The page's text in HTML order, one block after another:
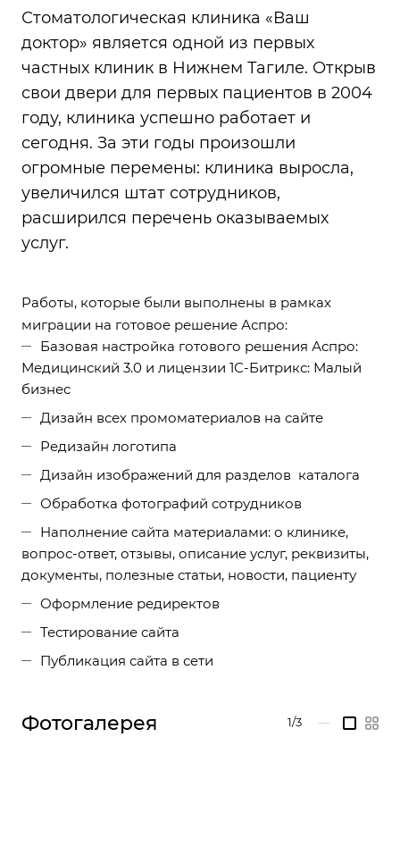
Стоматологическая клиника «Ваш
доктор» является одной из первых
частных клиник в Нижнем Тагиле. Открыв
свои двери для первых пациентов в 2004
году, клиника успешно работает и
сегодня. За эти годы произошли
огромные перемены: клиника выросла,
увеличился штат сотрудников,
расширился перечень оказываемых
услуг.
Работы, которые были выполнены в рамках
миграции на готовое решение Аспро:
Базовая настройка готового решения Аспро:
Медицинский 3.0 и лицензии 1С-Битрикс: Малый
бизнес
Дизайн всех промоматериалов на сайте
Редизайн логотипа
Дизайн изображений для разделов каталога
Обработка фотографий сотрудников
Наполнение сайта материалами: о клинике,
вопрос-ответ, отзывы, описание услуг, реквизиты,
документы, полезные статьи, новости, пациенту
Оформление редиректов
Тестирование сайта
Публикация сайта в сети
Фотогалерея 1/3 —